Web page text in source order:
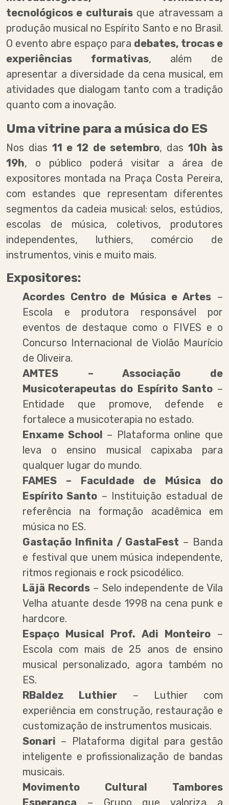
tecnológicos e culturaisque atravessam a
produção musical no Espírito Santo e no Brasil.
O evento abre espaço para debates, trocas e
experiências formativas, além de
apresentar a diversidade da cena musical, em
atividades que dialogam tanto com a tradição
quanto com a inovação.
Uma vitrine para a música do ES
Nos dias11 e 12 de setembro, das 10h às
19h, o público poderá visitar a área de
expositores montada na Praça Costa Pereira,
com estandes que representam diferentes
segmentos da cadeia musical: selos, estúdios,
escolas de música, coletivos, produtores
independentes, luthiers, comércio de
instrumentos, vinis e muito mais.
Expositores:
Acordes Centro de Música e Artes –
Escola e produtora responsável por
eventos de destaque como o FIVES e o
Concurso Internacional de Violão Maurício
de Oliveira.
AMTES – Associação de
Musicoterapeutas do Espírito Santo–
Entidade que promove, defende e
fortalece a musicoterapia no estado.
Enxame School – Plataforma online que
leva o ensino musical capixaba para
qualquer lugar do mundo.
FAMES – Faculdade de Música do
Espírito Santo – Instituição estadual de
referência na formação acadêmica em
música no ES.
Gastação Infinita / GastaFest – Banda
e festival que unem música independente,
ritmos regionais e rock psicodélico.
Läjä Records– Selo independente de Vila
Velha atuante desde 1998 na cena punk e
hardcore.
Espaço Musical Prof. Adi Monteiro–
Escola com mais de 25 anos de ensino
musical personalizado, agora também no
ES.
RBaldez Luthier – Luthier com
experiência em construção, restauração e
customização de instrumentos musicais.
Sonari – Plataforma digital para gestão
inteligente e profissionalização de bandas
musicais.
Movimento Cultural Tambores
Esperança – Grupo que valoriza a